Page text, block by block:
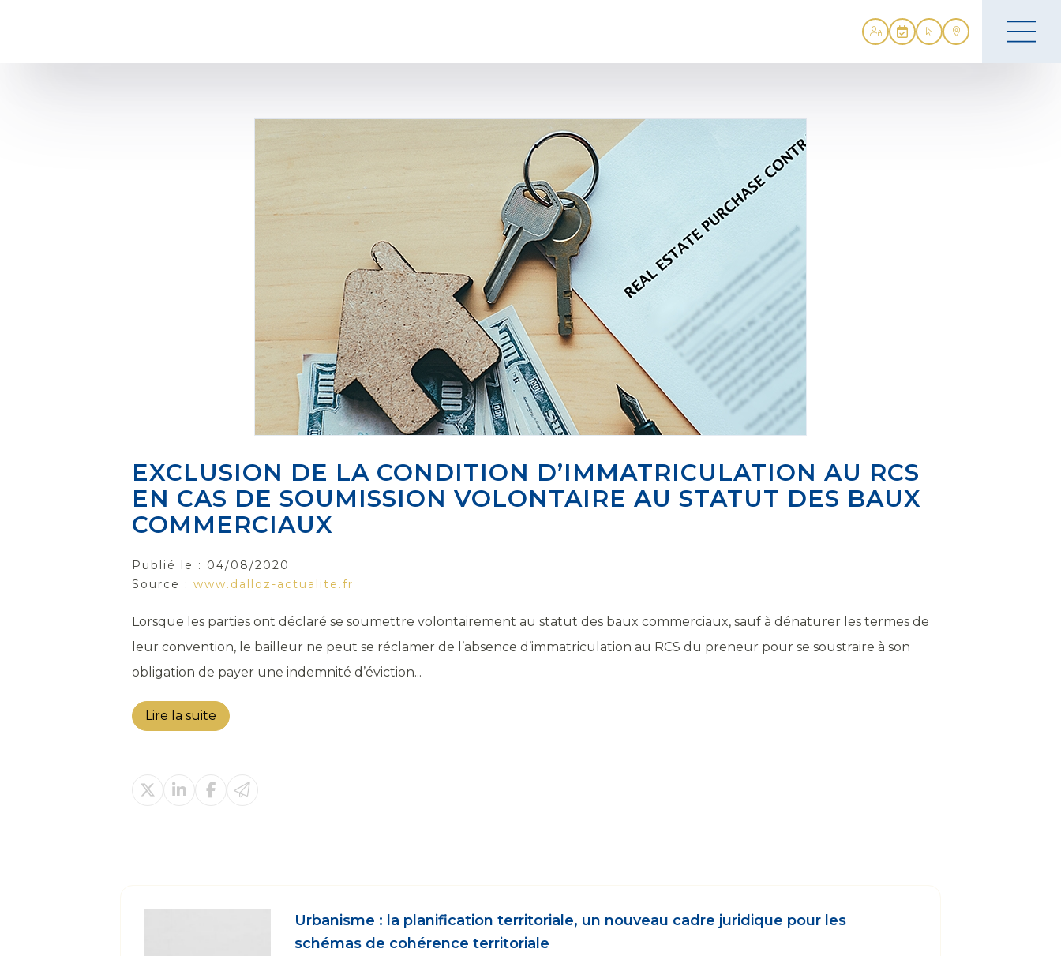
EXCLUSION DE LA CONDITION D’IMMATRICULATION AU RCS
EN CAS DE SOUMISSION VOLONTAIRE AU STATUT DES BAUX
COMMERCIAUX
Publié le : 04/08/2020
Source : www.dalloz-actualite.fr
Lorsque les parties ont déclaré se soumettre volontairement au statut des baux commerciaux, sauf à dénaturer les termes de
leur convention, le bailleur ne peut se réclamer de l’absence d’immatriculation au RCS du preneur pour se soustraire à son
obligation de payer une indemnité d’éviction...
Lire la suite
Urbanisme : la planification territoriale, un nouveau cadre juridique pour les
schémas de cohérence territoriale